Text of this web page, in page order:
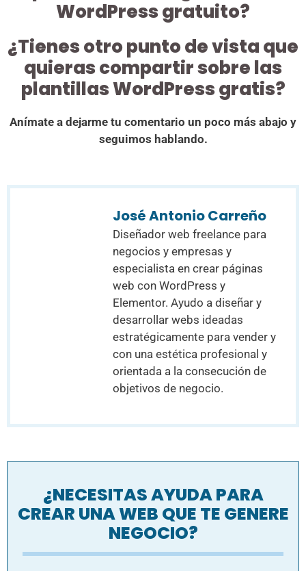
WordPress gratuito?
¿Tienes otro punto de vista que
quieras compartir sobre las
plantillas WordPress gratis?
Anímate a dejarme tu comentario un poco más abajo y
seguimos hablando.
José Antonio Carreño
Diseñador web freelance para
negocios y empresas y
especialista en crear páginas
web con WordPress y
Elementor. Ayudo a diseñar y
desarrollar webs ideadas
estratégicamente para vender y
con una estética profesional y
orientada a la consecución de
objetivos de negocio.
¿NECESITAS AYUDA PARA
CREAR UNA WEB QUE TE GENERE
NEGOCIO?